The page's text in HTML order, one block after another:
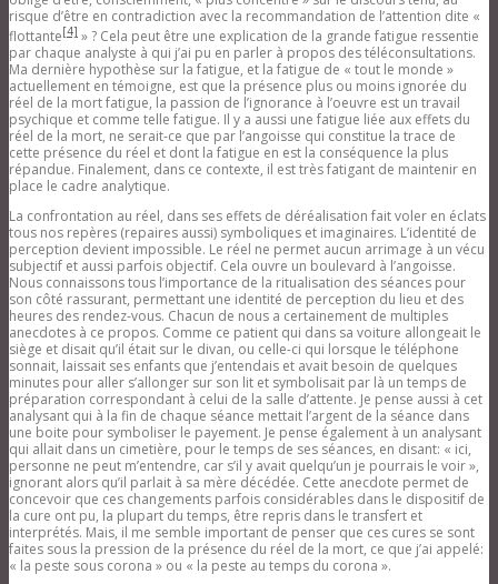
risque d’être en contradiction avec la recommandation de l’attention dite «
flottante[4] » ? Cela peut être une explication de la grande fatigue ressentie
par chaque analyste à qui j’ai pu en parler à propos des téléconsultations.
Ma dernière hypothèse sur la fatigue, et la fatigue de « tout le monde »
actuellement en témoigne, est que la présence plus ou moins ignorée du
réel de la mort fatigue, la passion de l’ignorance à l’oeuvre est un travail
psychique et comme telle fatigue. Il y a aussi une fatigue liée aux effets du
réel de la mort, ne serait-ce que par l’angoisse qui constitue la trace de
cette présence du réel et dont la fatigue en est la conséquence la plus
répandue. Finalement, dans ce contexte, il est très fatigant de maintenir en
place le cadre analytique.
La confrontation au réel, dans ses effets de déréalisation fait voler en éclats
tous nos repères (repaires aussi) symboliques et imaginaires. L’identité de
perception devient impossible. Le réel ne permet aucun arrimage à un vécu
subjectif et aussi parfois objectif. Cela ouvre un boulevard à l’angoisse.
Nous connaissons tous l’importance de la ritualisation des séances pour
son côté rassurant, permettant une identité de perception du lieu et des
heures des rendez-vous. Chacun de nous a certainement de multiples
anecdotes à ce propos. Comme ce patient qui dans sa voiture allongeait le
siège et disait qu’il était sur le divan, ou celle-ci qui lorsque le téléphone
sonnait, laissait ses enfants que j’entendais et avait besoin de quelques
minutes pour aller s’allonger sur son lit et symbolisait par là un temps de
préparation correspondant à celui de la salle d’attente. Je pense aussi à cet
analysant qui à la fin de chaque séance mettait l’argent de la séance dans
une boite pour symboliser le payement. Je pense également à un analysant
qui allait dans un cimetière, pour le temps de ses séances, en disant: « ici,
personne ne peut m’entendre, car s’il y avait quelqu’un je pourrais le voir »,
ignorant alors qu’il parlait à sa mère décédée. Cette anecdote permet de
concevoir que ces changements parfois considérables dans le dispositif de
la cure ont pu, la plupart du temps, être repris dans le transfert et
interprétés. Mais, il me semble important de penser que ces cures se sont
faites sous la pression de la présence du réel de la mort, ce que j’ai appelé:
« la peste sous corona » ou « la peste au temps du corona ».